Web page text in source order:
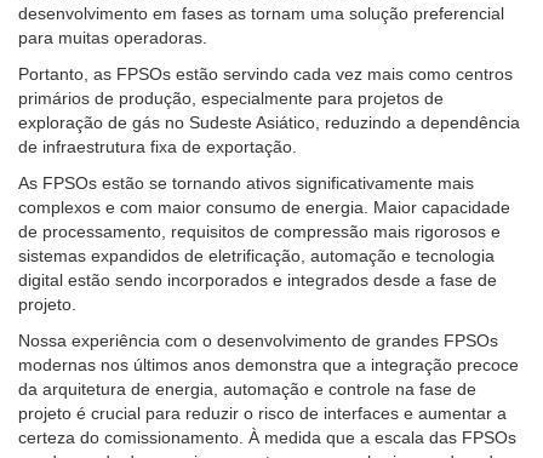
desenvolvimento em fases as tornam uma solução preferencial
para muitas operadoras.
Portanto, as FPSOs estão servindo cada vez mais como centros
primários de produção, especialmente para projetos de
exploração de gás no Sudeste Asiático, reduzindo a dependência
de infraestrutura fixa de exportação.
As FPSOs estão se tornando ativos significativamente mais
complexos e com maior consumo de energia. Maior capacidade
de processamento, requisitos de compressão mais rigorosos e
sistemas expandidos de eletrificação, automação e tecnologia
digital estão sendo incorporados e integrados desde a fase de
projeto.
Nossa experiência com o desenvolvimento de grandes FPSOs
modernas nos últimos anos demonstra que a integração precoce
da arquitetura de energia, automação e controle na fase de
projeto é crucial para reduzir o risco de interfaces e aumentar a
certeza do comissionamento. À medida que a escala das FPSOs